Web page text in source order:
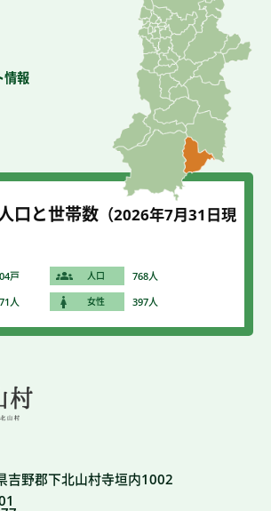
吉野郡下北山村寺垣内1002
情報
口と世帯数 （2026年7月31 日現
戸 人口 768人
人 女性 397人